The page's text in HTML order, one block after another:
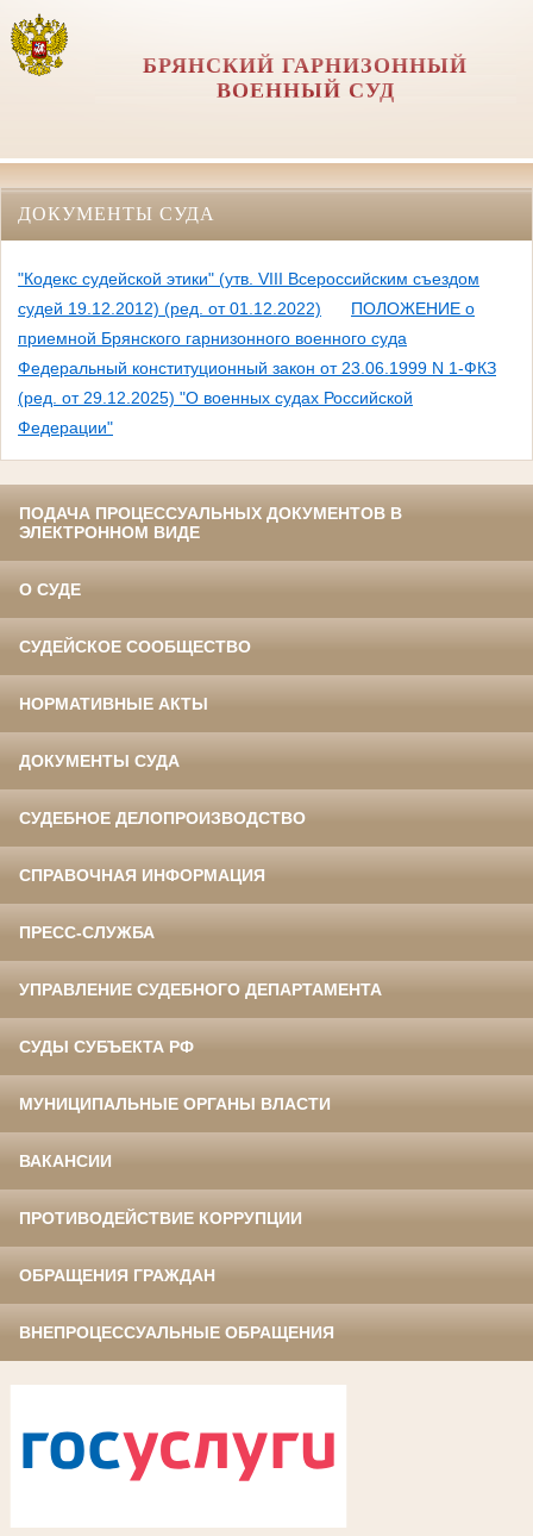
БРЯНСКИЙ ГАРНИЗОННЫЙ
ВОЕННЫЙ СУД
ДОКУМЕНТЫ СУДА
"Кодекс судейской этики" (утв. VIII Всероссийским съездом
судей 19.12.2012) (ред. от 01.12.2022)
ПОЛОЖЕНИЕ о
приемной Брянского гарнизонного военного суда
Федеральный конституционный закон от 23.06.1999 N 1-ФКЗ
(ред. от 29.12.2025) "О военных судах Российской
Федерации"
ПОДАЧА ПРОЦЕССУАЛЬНЫХ ДОКУМЕНТОВ В
ЭЛЕКТРОННОМ ВИДЕ
О СУДЕ
СУДЕЙСКОЕ СООБЩЕСТВО
НОРМАТИВНЫЕ АКТЫ
ДОКУМЕНТЫ СУДА
СУДЕБНОЕ ДЕЛОПРОИЗВОДСТВО
СПРАВОЧНАЯ ИНФОРМАЦИЯ
ПРЕСС-СЛУЖБА
УПРАВЛЕНИЕ СУДЕБНОГО ДЕПАРТАМЕНТА
СУДЫ СУБЪЕКТА РФ
МУНИЦИПАЛЬНЫЕ ОРГАНЫ ВЛАСТИ
ВАКАНСИИ
ПРОТИВОДЕЙСТВИЕ КОРРУПЦИИ
ОБРАЩЕНИЯ ГРАЖДАН
ВНЕПРОЦЕССУАЛЬНЫЕ ОБРАЩЕНИЯ